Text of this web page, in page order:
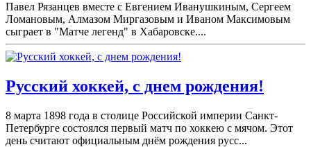
Павел Рязанцев вместе с Евгением Иванушкиным, Сергеем
Ломановым, Алмазом Миргазовым и Иваном Максимовым
сыграет в "Матче легенд" в Хабаровске....
Русский хоккей, с днем рождения!
8 марта 1898 года в столице Российской империи Санкт-
Петербурге состоялся первый матч по хоккею с мячом. Этот
день считают официальным днём рождения русс...